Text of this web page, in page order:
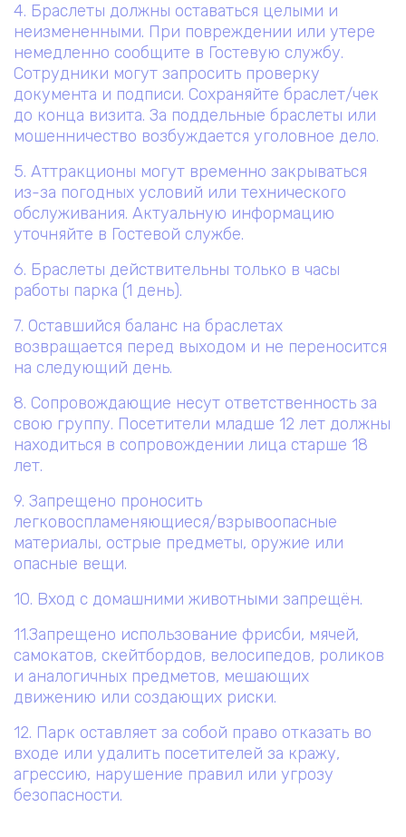
4. Браслеты должны оставаться целыми и
неизмененными. При повреждении или утере
немедленно сообщите в Гостевую службу.
Сотрудники могут запросить проверку
документа и подписи. Сохраняйте браслет/чек
до конца визита. За поддельные браслеты или
мошенничество возбуждается уголовное дело.
5. Аттракционы могут временно закрываться
из-за погодных условий или технического
обслуживания. Актуальную информацию
уточняйте в Гостевой службе.
6. Браслеты действительны только в часы
работы парка (1 день).
7. Оставшийся баланс на браслетах
возвращается перед выходом и не переносится
на следующий день.
8. Сопровождающие несут ответственность за
свою группу. Посетители младше 12 лет должны
находиться в сопровождении лица старше 18
лет.
9. Запрещено проносить
легковоспламеняющиеся/взрывоопасные
материалы, острые предметы, оружие или
опасные вещи.
10. Вход с домашними животными запрещён.
11.Запрещено использование фрисби, мячей,
самокатов, скейтбордов, велосипедов, роликов
и аналогичных предметов, мешающих
движению или создающих риски.
12. Парк оставляет за собой право отказать во
входе или удалить посетителей за кражу,
агрессию, нарушение правил или угрозу
безопасности.